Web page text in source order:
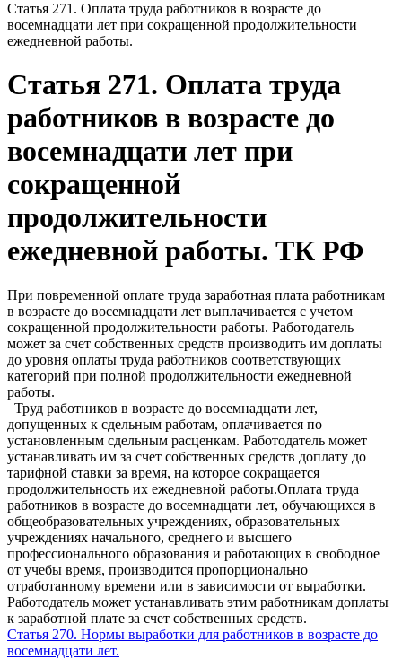
Статья 271. Оплата труда работников в возрасте до
восемнадцати лет при сокращенной продолжительности
ежедневной работы.
Статья 271. Оплата труда
работников в возрасте до
восемнадцати лет при
сокращенной
продолжительности
ежедневной работы. ТК РФ
При повременной оплате труда заработная плата работникам
в возрасте до восемнадцати лет выплачивается с учетом
сокращенной продолжительности работы. Работодатель
может за счет собственных средств производить им доплаты
до уровня оплаты труда работников соответствующих
категорий при полной продолжительности ежедневной
работы.
Труд работников в возрасте до восемнадцати лет,
допущенных к сдельным работам, оплачивается по
установленным сдельным расценкам. Работодатель может
устанавливать им за счет собственных средств доплату до
тарифной ставки за время, на которое сокращается
продолжительность их ежедневной работы.Оплата труда
работников в возрасте до восемнадцати лет, обучающихся в
общеобразовательных учреждениях, образовательных
учреждениях начального, среднего и высшего
профессионального образования и работающих в свободное
от учебы время, производится пропорционально
отработанному времени или в зависимости от выработки.
Работодатель может устанавливать этим работникам доплаты
к заработной плате за счет собственных средств.
Статья 270. Нормы выработки для работников в возрасте до
восемнадцати лет.